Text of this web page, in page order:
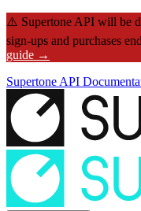
⚠️ Supertone API will be
sign-ups and purchases
guide →
Supertone API